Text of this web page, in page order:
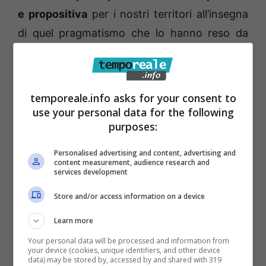
e propositivaper i nostri territori all’insegna
di quel pragmatismo che lo hanno reso da
lavora ponendo al centro la buona politica, il
ai nostri cittadini trova nel senatore Fazzone
ha concluso il segretario provinciale di
Latina di Forza Italia – un esempio e la
dimostrazione che merito e competenza
sono un valore aggiunto”
Un analogo attestato di felicitazioni è arrivato
dalla provincia di Frosinone, dal presidente
del gruppo di Forza Italia presso
temporeale.info asks for your consent to
use your personal data for the following
purposes:
Personalised advertising and content, advertising and
content measurement, audience research and
services development
Store and/or access information on a device
Learn more
Your personal data will be processed and information from
your device (cookies, unique identifiers, and other device
data) may be stored by, accessed by and shared with 319